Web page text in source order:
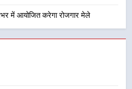
दिवस पर अपने घरों में तिरंगा
का किया आवाह्न
समाचार
में आयोजित करेगा रोजगार मेले